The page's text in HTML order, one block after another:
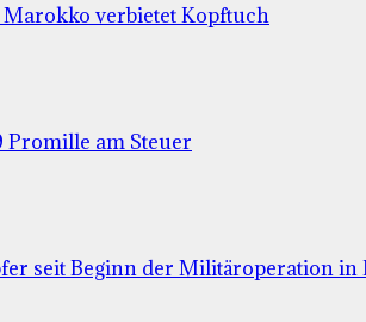
verbietet Kopftuch
am Steuer
seit Beginn der Militäroperation